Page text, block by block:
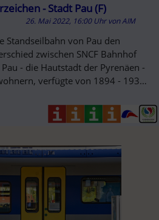
- Stadt Pau (F)
26. Mai 2022, 16:00 Uhr vonAIM
Standseilbahn von Pau den
zwischen SNCF Bahnhof
- die Hautstadt der Pyrenäen -
verfügte von 1894 - 1931